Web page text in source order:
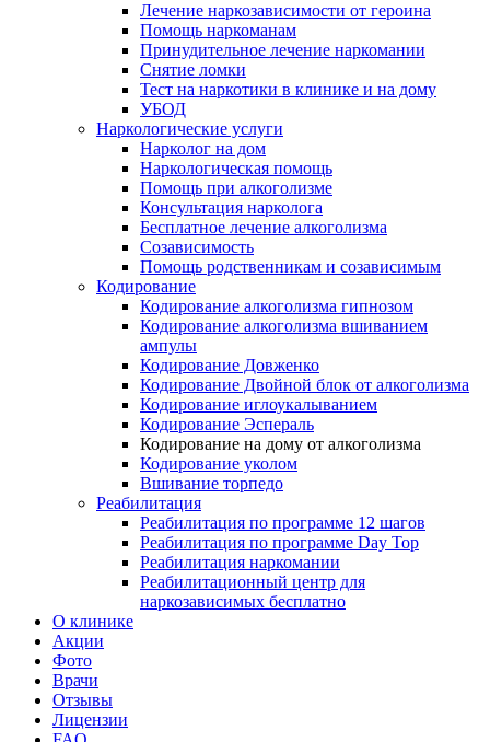
Лечение наркозависимости от героина
Помощь наркоманам
Принудительное лечение наркомании
Снятие ломки
Тест на наркотики в клинике и на дому
УБОД
Наркологические услуги
Нарколог на дом
Наркологическая помощь
Помощь при алкоголизме
Консультация нарколога
Бесплатное лечение алкоголизма
Созависимость
Помощь родственникам и созависимым
Кодирование
Кодирование алкоголизма гипнозом
Кодирование алкоголизма вшиванием
ампулы
Кодирование Довженко
Кодирование Двойной блок от алкоголизма
Кодирование иглоукалыванием
Кодирование Эспераль
Кодирование на дому от алкоголизма
Кодирование уколом
Вшивание торпедо
Реабилитация
Реабилитация по программе 12 шагов
Реабилитация по программе Day Top
Реабилитация наркомании
Реабилитационный центр для
наркозависимых бесплатно
О клинике
Акции
Фото
Врачи
Отзывы
Лицензии